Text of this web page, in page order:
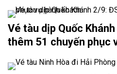
Vé tàu dịp Quốc
thêm 51 chuyến phục